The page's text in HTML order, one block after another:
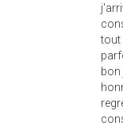
tout
bon